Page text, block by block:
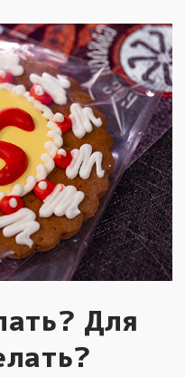
Для